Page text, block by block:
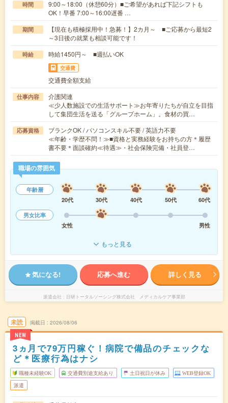
時間
9:00～18:00（休憩60分）■ご希望があれば下記シフトも
OK！早番 7:00～16:00遅番 …
期間
【現在も積極採用中！急募！】2カ月～ ■ご応募から最短2
～3日後の就業も相談可能です！
時給 時給1450円～ ■週払いOK
交通費
交通費全額支給
仕事内容
介護関連
≪少人数施設での生活サポート≫お年寄りたちが自立を目指
して集団生活を送る「グループホーム」。食材の買…
応募資格
ブランクOK / パソコンスキル不要 / 英語力不要
≪年齢・学歴不問！≫■資格と実務経験をお持ちの方＊履歴
書不要＊面談確約≪待遇≫・社会保険完備・社員登…
職場の雰囲気
年齢層
20代
30代 40代 50代
60代
男女比率
女性
男性
もっと見る
気になる! 応募へ進む 詳しく見る
派遣会社 日研トータルソーシング株式会社 メディカルケア事業部
未読
NEW
掲載日 2026/08/06
3ヵ月で79万円稼ぐ！病院で備品のチェックな
ど＊医療行為はナシ
職種未経験OK 交通費別途支給あり 土日祝日が休み WEB登録OK
派遣